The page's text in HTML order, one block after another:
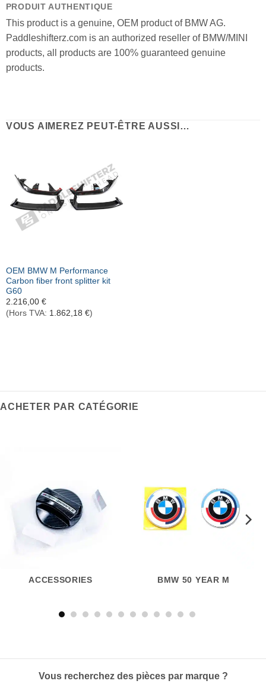
PRODUIT AUTHENTIQUE
This product is a genuine, OEM product of BMW AG.
Paddleshifterz.com is an authorized reseller of BMW/MINI
products, all products are 100% guaranteed genuine
products.
VOUS AIMEREZ PEUT-ÊTRE AUSSI…
OEM BMW M Performance
Carbon fiber front splitter kit
G60
2.216,00 €
(Hors TVA: 1.862,18 €)
ACHETER PAR CATÉGORIE
ACCESSORIES BMW 50 YEAR M
Vous recherchez des pièces par marque ?